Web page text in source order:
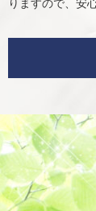
りますので、安